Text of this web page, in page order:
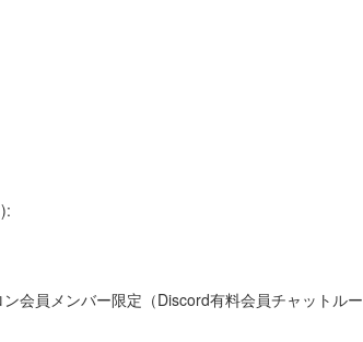
会員メンバー限定（Discord有料会員チャットルー